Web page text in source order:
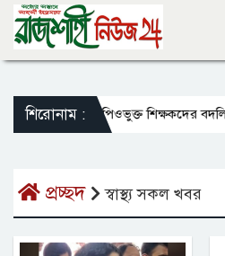
শিরোনাম :
মতো এমপিওভুক্ত শিক্ষকদের বদলি
প্রচ্ছদ স্বাস্থ্য সকল খবর